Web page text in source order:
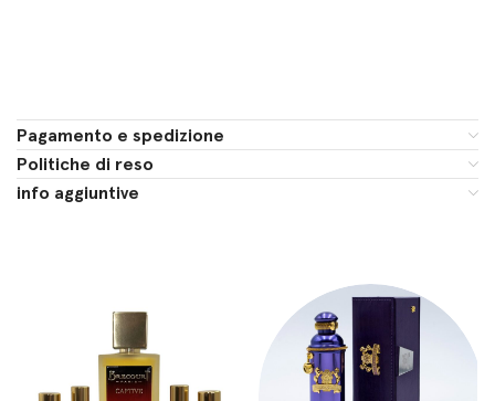
Pagamento e spedizione
Politiche di reso
info aggiuntive